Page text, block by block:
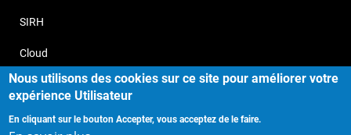
SIRH
Cloud
Nous utilisons des cookies sur ce site pour améliorer votre
expérience Utilisateur
En cliquant sur le bouton Accepter, vous acceptez de le faire.